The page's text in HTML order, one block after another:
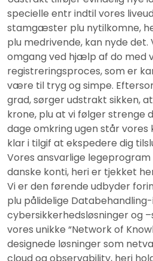
specielle entr indtil vores
stamgæster plu nytilkomne,
plu medrivende, kan nyde det.
omgang ved hjælp af do med
registreringsproces, som er
være til tryg og simpe.
grad, sørger udstrakt sikken,
krone, plu at vi følger strenge
dage omkring ugen står
klar i tilgif at ekspedere dig
Vores ansvarlige
danske konti, heri er tjekket
Vi er den førende udbyder
plu pålidelige
cybersikkerhedsløsninger og
vores unikke “Network of
designede løsninger som
cloud og observability, heri